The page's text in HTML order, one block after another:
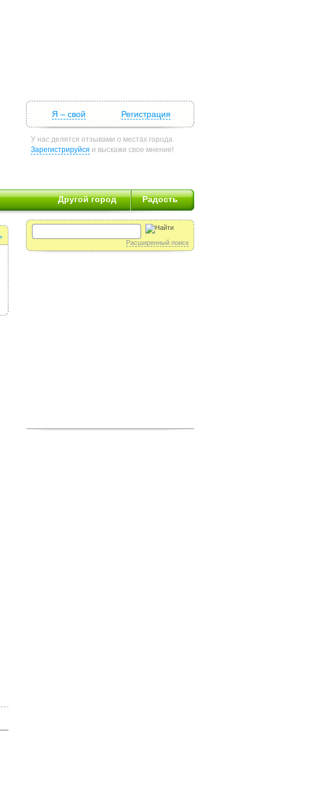
Я – свой Регистрация
У нас делятся отзывами о местах города.
Зарегистрируйся и выскажи свое мнение!
Другой город Радость
Расширенный поиск